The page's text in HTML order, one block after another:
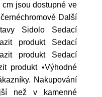
jsou dostupné ve
Další
Sidolo Sedací
produkt Sedací
produkt Sedací
produkt •Výhodné
Nakupování
než v kamenné